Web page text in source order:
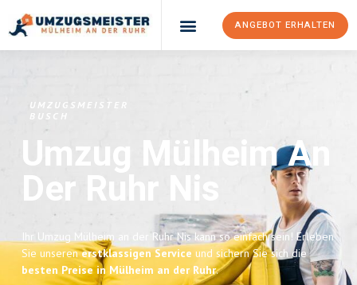
ANGEBOT ERHALTEN
UMZUGSMEISTER
BUSCH
Umzug Mülheim An
Der Ruhr Nis
Ihr Umzug Mülheim an der Ruhr Nis kann so einfach sein! Erleben
Sie unserenerstklassigen Serviceund sichern Sie sich die
besten Preise in Mülheim an der Ruhr.